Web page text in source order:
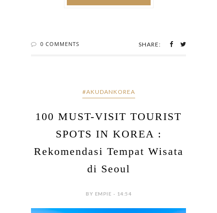
0 COMMENTS SHARE:
#AKUDANKOREA
100 MUST-VISIT TOURIST
SPOTS IN KOREA :
Rekomendasi Tempat Wisata
di Seoul
BY EMPIE - 14:54